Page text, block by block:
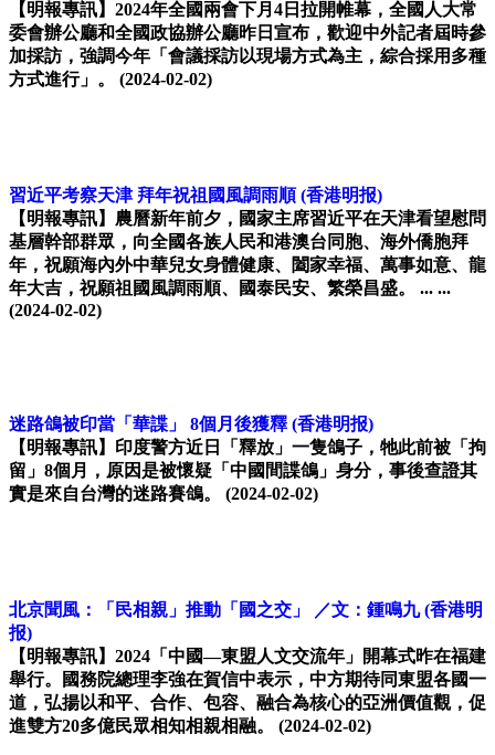
【明報專訊】2024年全國兩會下月4日拉開帷幕，全國人大常
委會辦公廳和全國政協辦公廳昨日宣布，歡迎中外記者屆時參
加採訪，強調今年「會議採訪以現場方式為主，綜合採用多種
方式進行」。
(2024-02-02)
習近平考察天津 拜年祝祖國風調雨順 (香港明报)
【明報專訊】農曆新年前夕，國家主席習近平在天津看望慰問
基層幹部群眾，向全國各族人民和港澳台同胞、海外僑胞拜
年，祝願海內外中華兒女身體健康、闔家幸福、萬事如意、龍
年大吉，祝願祖國風調雨順、國泰民安、繁榮昌盛。 ... ...
(2024-02-02)
迷路鴿被印當「華諜」 8個月後獲釋 (香港明报)
【明報專訊】印度警方近日「釋放」一隻鴿子，牠此前被「拘
留」8個月，原因是被懷疑「中國間諜鴿」身分，事後查證其
實是來自台灣的迷路賽鴿。
(2024-02-02)
北京聞風：「民相親」推動「國之交」 ／文：鍾鳴九 (香港明
报)
【明報專訊】2024「中國—東盟人文交流年」開幕式昨在福建
舉行。國務院總理李強在賀信中表示，中方期待同東盟各國一
道，弘揚以和平、合作、包容、融合為核心的亞洲價值觀，促
進雙方20多億民眾相知相親相融。
(2024-02-02)